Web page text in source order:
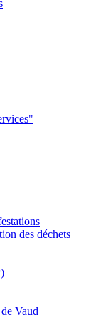
des déchets
Vaud